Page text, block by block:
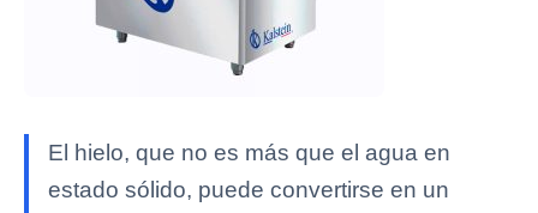
El hielo, que no es más que el agua en
estado sólido, puede convertirse en un